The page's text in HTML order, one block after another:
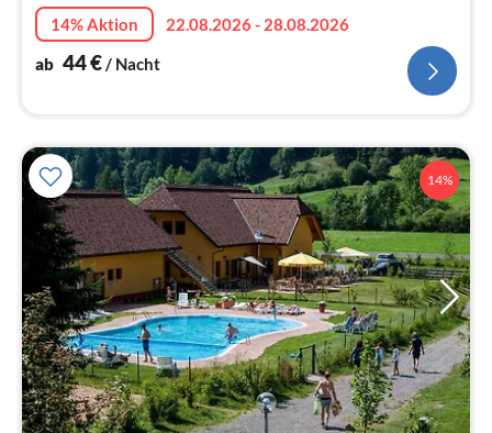
14% Aktion
22.08.2026 - 28.08.2026
ab 44€/ Nacht
14%